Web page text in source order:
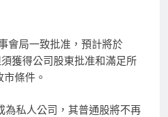
會局一致批准，預計將於
獲得公司股東批准和滿足所
條件。
私人公司，其普通股將不再